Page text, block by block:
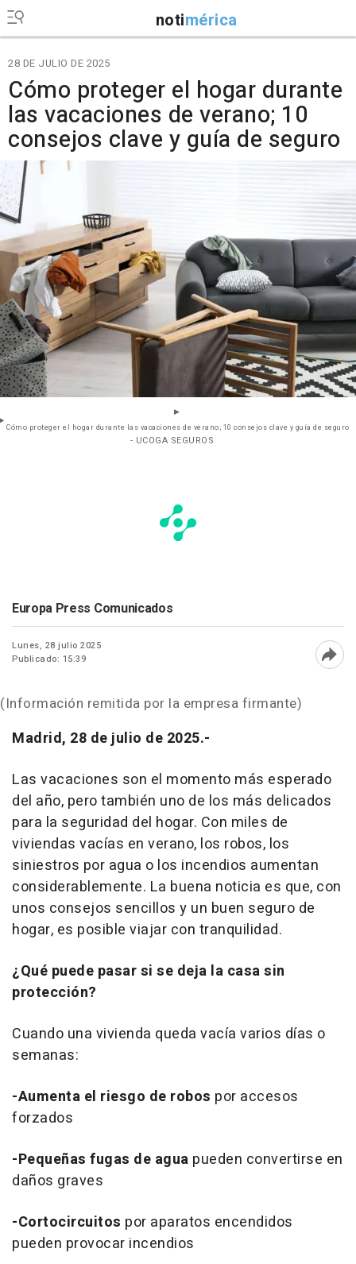
notimérica
28 DE JULIO DE 2025
Cómo proteger el hogar durante
las vacaciones de verano; 10
consejos clave y guía de seguro
Cómo proteger el hogar durante las vacaciones de verano; 10 consejos clave y guía de seguro
- UCOGA SEGUROS
Europa Press Comunicados
Lunes, 28 julio 2025
Publicado: 15:39
(Información remitida por la empresa firmante)
Madrid, 28 de julio de 2025.-
Las vacaciones son el momento más esperado
del año, pero también uno de los más delicados
para la seguridad del hogar. Con miles de
viviendas vacías en verano, los robos, los
siniestros por agua o los incendios aumentan
considerablemente. La buena noticia es que, con
unos consejos sencillos y un buen seguro de
hogar, es posible viajar con tranquilidad.
¿Qué puede pasar si se deja la casa sin
protección?
Cuando una vivienda queda vacía varios días o
semanas:
-Aumenta el riesgo de robos por accesos
forzados
-Pequeñas fugas de agua pueden convertirse en
daños graves
-Cortocircuitos por aparatos encendidos
pueden provocar incendios